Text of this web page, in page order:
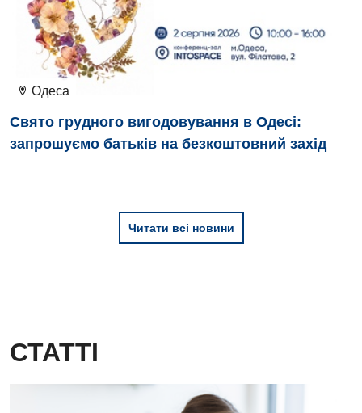
Дитяча ендокринологія
Дитяча кардіоревматологія
Дитяча неврологія
Дитяча оториноларингологія
Одеса
Свято грудного вигодовування в Одесі:
запрошуємо батьків на безкоштовний захід
Читати всі новини
СТАТТІ